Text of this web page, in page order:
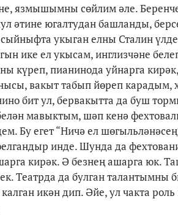
язмышымны сөйлим әле. Беренче
әтине югалтудан башланды,
укыган елны Сталин
ике ел укысам, инглизчәне
пианинода уйнарга
вакыт табып йөреп карадым,
бит ул, бервакытта да буш
мавыктым, шәп кенә
Бу егет “Ничә ел
инде. Шунда да
кирәк. Ә безнең ашарга юк.
Театрда да булган талантымны
икән дип. Әйе, ул чакта